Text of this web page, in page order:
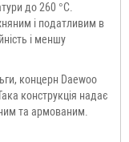
до 260 °C.
і податливим в
і меншу
концерн Daewoo
конструкція надає
та армованим.